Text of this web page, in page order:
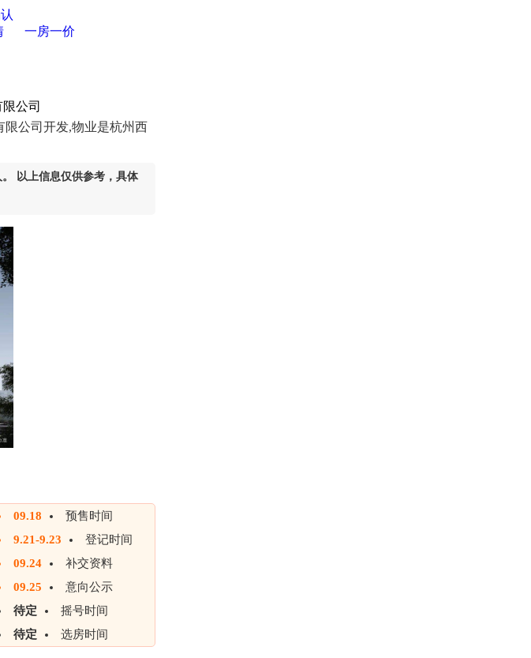
一房一价
公司
公司开发,物业是杭州西
。 以上信息仅供参考，具体
09.18
预售时间
9.21-9.23
登记时间
09.24
补交资料
09.25
意向公示
待定
摇号时间
待定
选房时间